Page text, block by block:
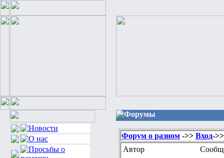
Форумы
Форум о разном ->> Вход-
Автор